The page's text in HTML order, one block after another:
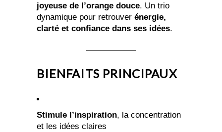
joyeuse de l’orange douce. Un trio
dynamique pour retrouver énergie,
clarté et confiance dans ses idées.
BIENFAITS PRINCIPAUX
Stimule l’inspiration, la concentration
et les idées claires